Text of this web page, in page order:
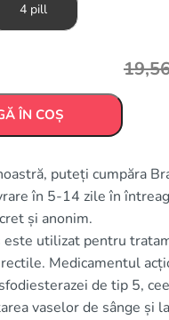
4 pill
ÎN COȘ
puteți cumpăra
în 5-14 zile în
și anonim.
este utilizat pentru
Medicamentul
de tip 5,
vaselor de sânge și